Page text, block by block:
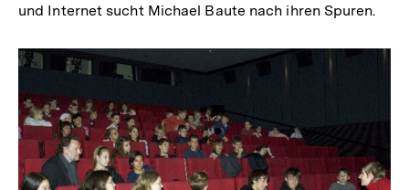
und Internet sucht Michael Baute nach ihren Spuren.